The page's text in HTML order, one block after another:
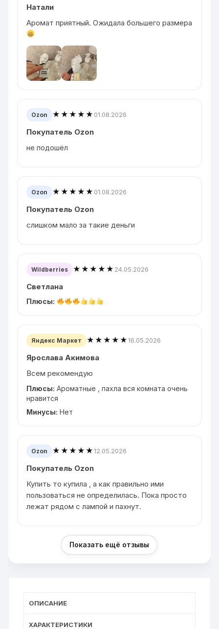
Натали
Аромат приятный. Ожидала большего размера
Ozon ★★★★★ 01.08.2026
Покупатель Ozon
не подошёл
Ozon ★★★★★ 01.08.2026
Покупатель Ozon
слишком мало за такие деньги
Wildberries ★★★★★ 24.05.2026
Светлана
Плюсы:
Яндекс Маркет ★★★★★16.05.2026
Ярослава Акимова
Всем рекомендую
Плюсы: Ароматные , пахла вся комната очень
нравится
Минусы: Нет
Ozon ★★★★★12.05.2026
Покупатель Ozon
Купить то купила , а как правильно ими
пользоваться не определилась. Пока просто
лежат рядом с лампой и пахнут.
Показать ещё отзывы
ОПИСАНИЕ
ХАРАКТЕРИСТИКИ